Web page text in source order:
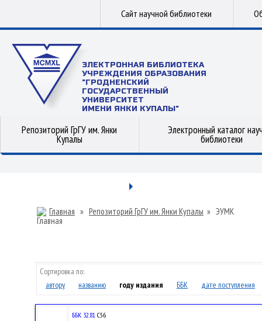
Сайт научной библиотеки
ЭЛЕКТРОННАЯ БИБЛИОТЕКА
УЧРЕЖДЕНИЯ ОБРАЗОВАНИЯ
"ГРОДНЕНСКИЙ
ГОСУДАРСТВЕННЫЙ
УНИВЕРСИТЕТ
ИМЕНИ ЯНКИ КУПАЛЫ"
Репозиторий ГрГУ им. Янки
Купалы
Электронный каталог
библиотеки
Главная » Репозиторий ГрГУ им. Янки Купалы » ЭУМК
Сортировка по:
автору
названию году издания ББК дате поступления
ББК 32.81 С56